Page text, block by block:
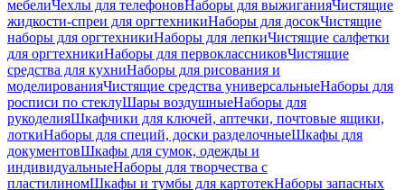
мебелиЧехлы для телефоновНаборы для выжиганияЧистящие
жидкости-спреи для оргтехникиНаборы для досокЧистящие
наборы для оргтехникиНаборы для лепкиЧистящие салфетки
для оргтехникиНаборы для первоклассниковЧистящие
средства для кухниНаборы для рисования и
моделированияЧистящие средства универсальныеНаборы для
росписи по стеклуШары воздушныеНаборы для
рукоделияШкафчики для ключей, аптечки, почтовые ящики,
лоткиНаборы для специй, доски разделочныеШкафы для
документовШкафы для сумок, одежды и
индивидуальныеНаборы для творчества с
пластилиномШкафы и тумбы для картотекНаборы запасных